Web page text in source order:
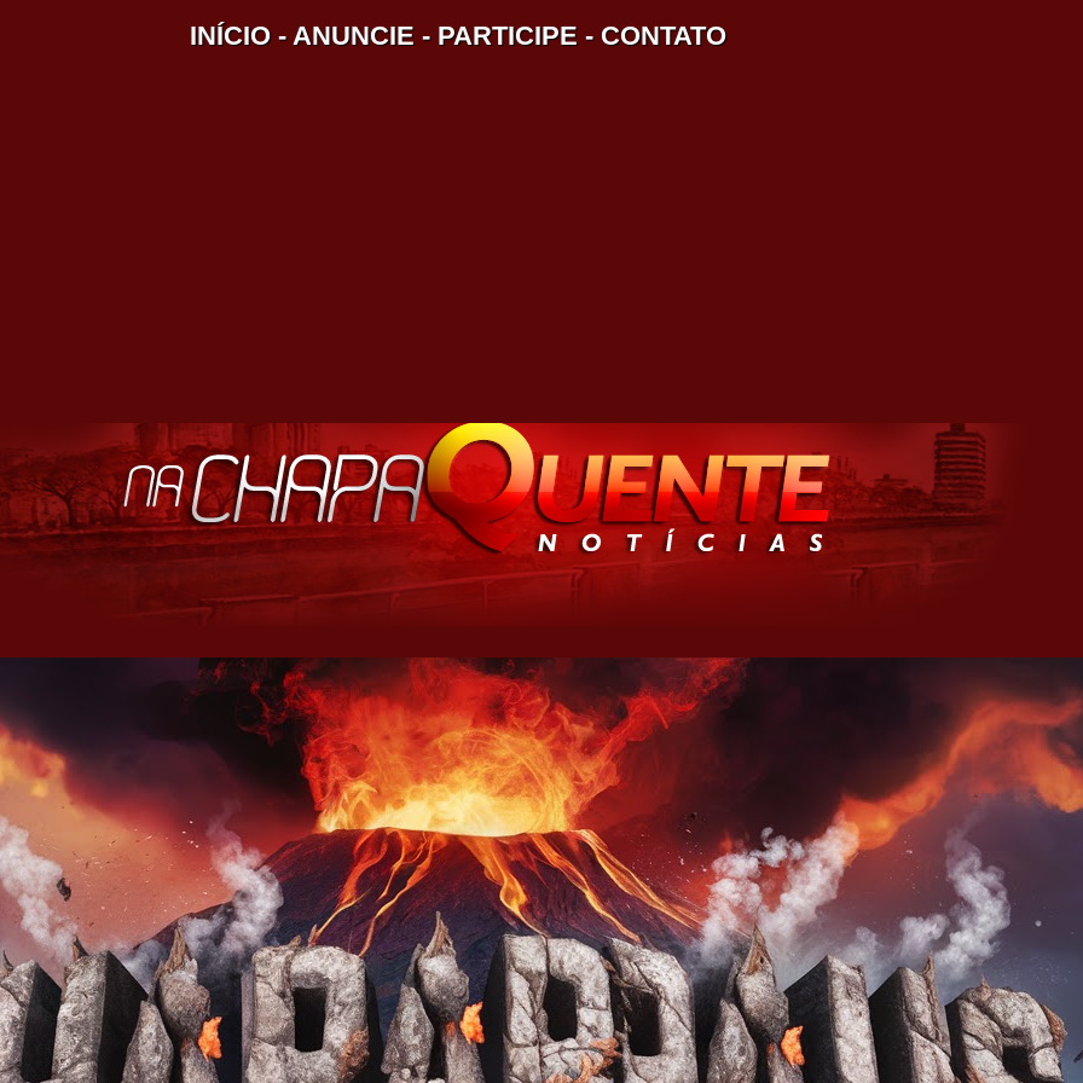
INÍCIO -ANUNCIE - PARTICIPE - CONTATO